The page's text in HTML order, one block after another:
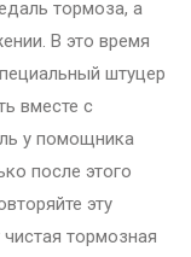
тормоза, а
В это время
штуцер
вместе с
у помощника
после этого
эту
тормозная